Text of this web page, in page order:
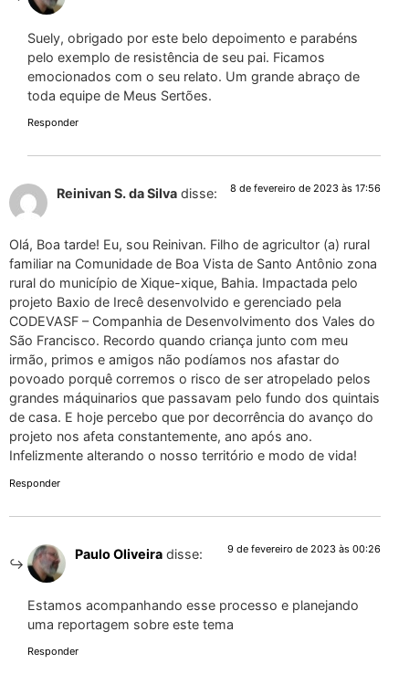
Suely, obrigado por este belo depoimento e parabéns
pelo exemplo de resistência de seu pai. Ficamos
emocionados com o seu relato. Um grande abraço de
toda equipe de Meus Sertões.
Responder
Reinivan S. da Silva disse: 8 de fevereiro de 2023 às 17:56
Olá, Boa tarde! Eu, sou Reinivan. Filho de agricultor (a) rural
familiar na Comunidade de Boa Vista de Santo Antônio zona
rural do município de Xique-xique, Bahia. Impactada pelo
projeto Baxio de Irecê desenvolvido e gerenciado pela
CODEVASF – Companhia de Desenvolvimento dos Vales do
São Francisco. Recordo quando criança junto com meu
irmão, primos e amigos não podíamos nos afastar do
povoado porquê corremos o risco de ser atropelado pelos
grandes máquinarios que passavam pelo fundo dos quintais
de casa. E hoje percebo que por decorrência do avanço do
projeto nos afeta constantemente, ano após ano.
Infelizmente alterando o nosso território e modo de vida!
Responder
Paulo Oliveira disse: 9 de fevereiro de 2023 às 00:26
Estamos acompanhando esse processo e planejando
uma reportagem sobre este tema
Responder